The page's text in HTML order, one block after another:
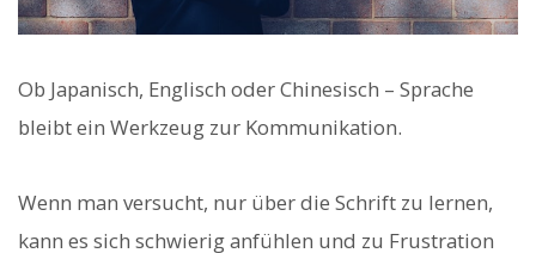
Ob Japanisch, Englisch oder Chinesisch – Sprache
bleibt ein Werkzeug zur Kommunikation.
Wenn man versucht, nur über die Schrift zu lernen,
kann es sich schwierig anfühlen und zu Frustration